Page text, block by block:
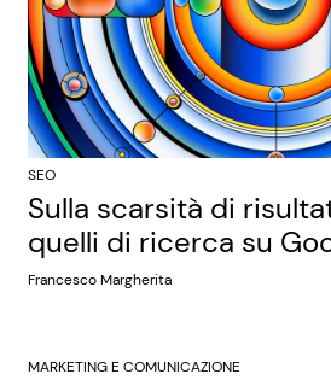
SEO
Sulla scarsità di
quelli di ricerca su
Francesco Margherita
MARKETING E COMUNICAZIONE